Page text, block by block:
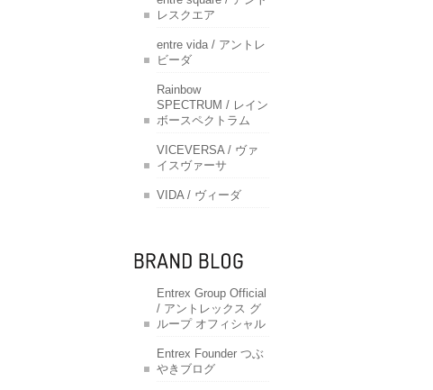
レスクエア
entre vida / アントレ
ビーダ
Rainbow
SPECTRUM / レイン
ボースペクトラム
VICEVERSA / ヴァ
イスヴァーサ
VIDA / ヴィーダ
Entrex Group Official
/ アントレックス グ
ループ オフィシャル
Entrex Founder つぶ
やきブログ